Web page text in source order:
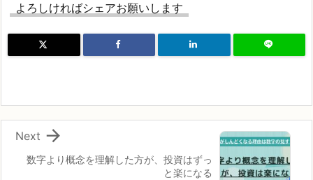
よろしければシェアお願いします
数字より概念を理解した方が、投資はずっ
と楽になる

Next